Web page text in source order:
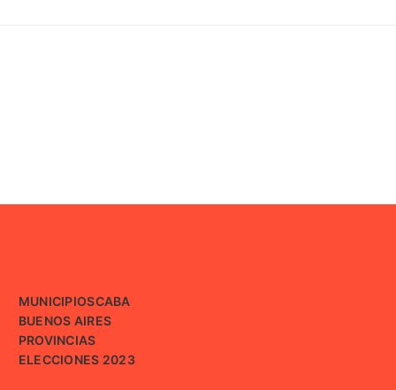
MUNICIPIOSCABA
BUENOS AIRES
PROVINCIAS
ELECCIONES 2023